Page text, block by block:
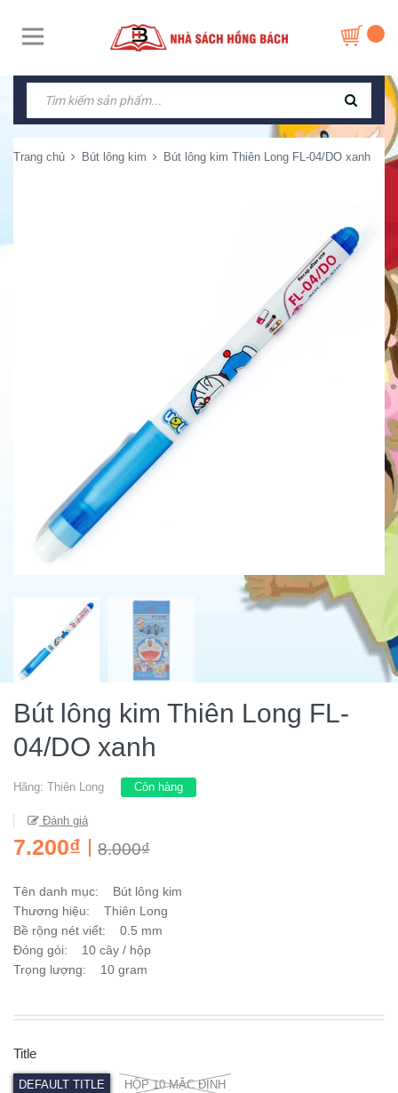
Trang chủ Bút lông kim Bút lông kim Thiên Long FL-04/DO xanh
Bút lông kim Thiên Long FL-
04/DO xanh
Hãng: Thiên Long Còn hàng
Đánh giá
7.200₫ 8.000₫
Tên danh mục: Bút lông kim
Thương hiệu: Thiên Long
Bề rộng nét viết: 0.5 mm
Đóng gói: 10 cây / hộp
Trọng lượng: 10 gram
Title
DEFAULT TITLE HỘP 10 MẶC ĐỊNH